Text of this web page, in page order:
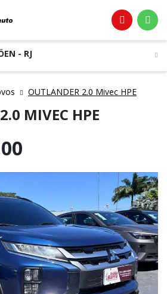
- RJ
OUTLANDER 2.0 Mivec HPE
MIVEC HPE